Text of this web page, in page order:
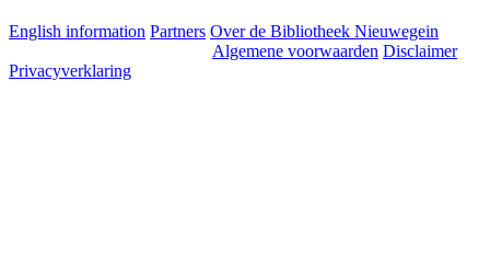
English information Partners Over de Bibliotheek Nieuwegein
Algemene voorwaarden Disclaimer
Privacyverklaring